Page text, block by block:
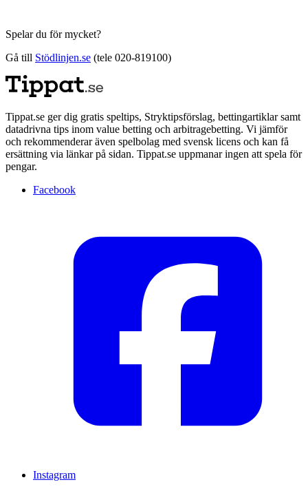
Spelar du för mycket?
Gå till Stödlinjen.se (tele 020-819100)
Tippat.se ger dig gratis speltips, Stryktipsförslag, bettingartiklar samt
datadrivna tips inom value betting och arbitragebetting. Vi jämför
och rekommenderar även spelbolag med svensk licens och kan få
ersättning via länkar på sidan. Tippat.se uppmanar ingen att spela för
pengar.
Facebook
Instagram